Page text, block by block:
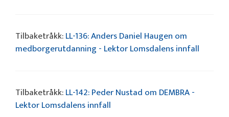
Tilbaketråkk:LL-136: Anders Daniel Haugen om
medborgerutdanning - Lektor Lomsdalens innfall
Tilbaketråkk:LL-142: Peder Nustad om DEMBRA -
Lektor Lomsdalens innfall